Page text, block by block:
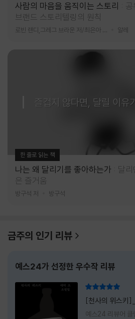
사람의 마음을 움직이는 스토리
브랜드 스토리텔링의 원칙
알레
즐겁지 않다면, 달릴 이유
한 줄로 읽는 책
나는 왜 달리기를 좋아하는가
달
은 즐거움
방구석 저 방구석
금주의 인기 리뷰
예스24가 선정한 우수작 리뷰
[천사의 위스키
예스24 리뷰어 클